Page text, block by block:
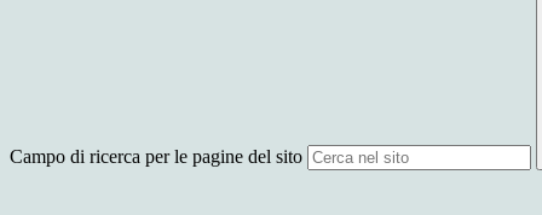
Campo di ricerca per le pagine del sito